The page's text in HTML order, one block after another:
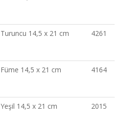
Turuncu 14,5 x 21 cm 4261
Füme 14,5 x 21 cm 4164
Yeşil 14,5 x 21 cm 2015